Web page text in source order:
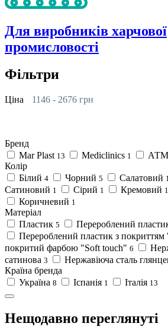
Для виробників харчової
промисловості
Фільтри
Ціна 1146 - 2676 грн
Бренд
Mar Plast 13 Mediclinics 1
Колір
Білий 4 Чорний 5 Салатовий
Сатиновий 1 Сірий 1 Кремовий 1
Коричневий 1
Матеріал
Пластик 5 Перероблений
Перероблений пластик з покриттям
покритий фарбою "Soft touch" 6
сатинова 3 Нержавіюча сталь
Країна бренда
Україна 8 Іспанія 1 Італія 13
Нещодавно переглянуті